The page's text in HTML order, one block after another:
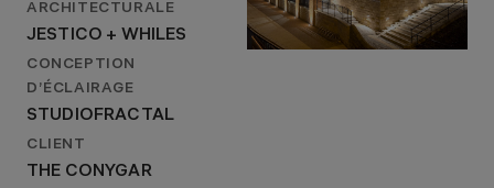
ARCHITECTURALE
JESTICO + WHILES
CONCEPTION
D’ÉCLAIRAGE
STUDIOFRACTAL
CLIENT
THE CONYGAR